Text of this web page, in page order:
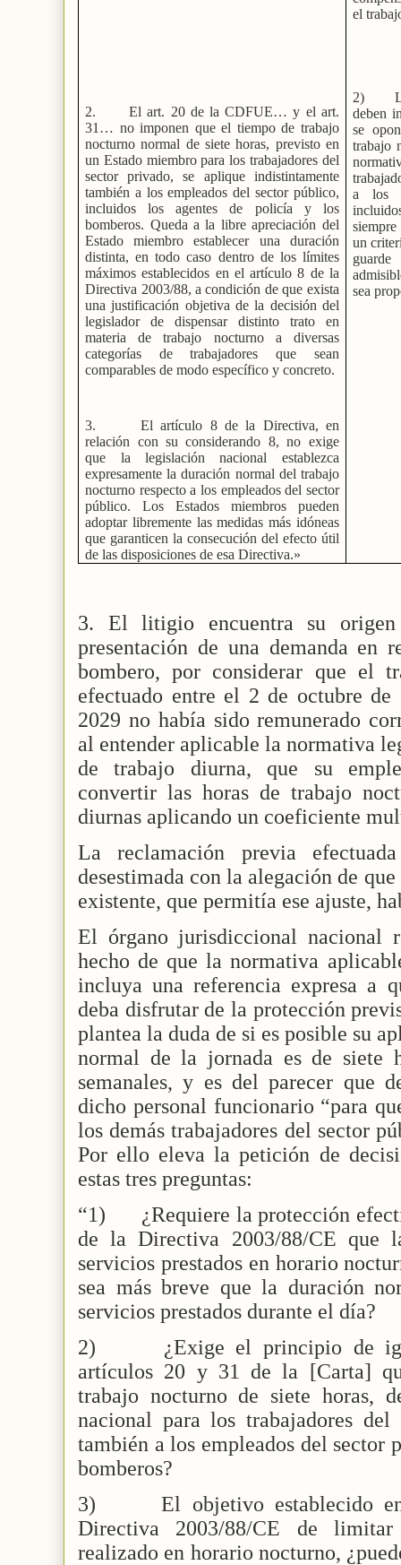
2.
El art. 20 de la CDFUE… y el art.
31… no imponen que el tiempo de trabajo
nocturno normal de siete horas, previsto en
un Estado miembro para los trabajadores del
sector privado, se aplique indistintamente
también a los empleados del sector público,
incluidos los agentes de policía y los
bomberos. Queda a la libre apreciación del
Estado miembro establecer una duración
distinta, en todo caso dentro de los límites
máximos establecidos en el artículo 8 de la
Directiva 2003/88, a condición de que exista
una justificación objetiva de la decisión del
legislador de dispensar distinto trato en
materia de trabajo nocturno a diversas
categorías de trabajadores que sean
comparables de modo específico y concreto.
3.
El artículo 8 de la Directiva, en
relación con su considerando 8, no exige
que la legislación nacional establezca
expresamente la duración normal del trabajo
nocturno respecto a los empleados del sector
público. Los Estados miembros pueden
adoptar libremente las medidas más idóneas
que garanticen la consecución del efecto útil
de las disposiciones de esa Directiva.»
el
2)
deben
se
trabajo
a los
siempre
un
sea
3. El litigio encuentra su
presentación de una demanda en
bombero, por considerar que el
efectuado entre el 2 de octubre
2029 no había sido remunerado
al entender aplicable la normativa
de trabajo diurna, que su
convertir las horas de trabajo
diurnas aplicando un coeficiente
La reclamación previa
desestimada con la alegación de
existente, que permitía ese ajuste,
El órgano jurisdiccional nacional
hecho de que la normativa
incluya una referencia expresa a
deba disfrutar de la protección
plantea la duda de si es posible su
normal de la jornada es de siete
semanales, y es del parecer que
dicho personal funcionario “para
los demás trabajadores del sector
Por ello eleva la petición de
estas tres preguntas:
“1)
¿Requiere la protección
de la Directiva 2003/88/CE que
servicios prestados en horario
sea más breve que la duración
servicios prestados durante el día?
2)
¿Exige el principio de
artículos 20 y 31 de la [Carta]
trabajo nocturno de siete horas,
nacional para los trabajadores
también a los empleados del
bomberos?
3)
El objetivo establecido
Directiva 2003/88/CE de
realizado en horario nocturno,